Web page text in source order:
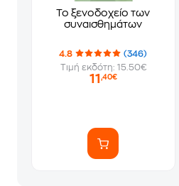
Το ξενοδοχείο των
συναισθημάτων
4.8
(346)
Τιμή εκδότη: 15.50€
11 ,40€